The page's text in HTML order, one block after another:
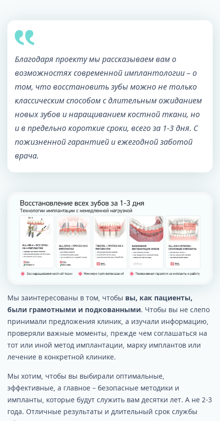
Благодаря проекту мы рассказываем вам о
возможностях современной имплантологии – о
том, что восстановить зубы можно не только
классическим способом с длительным ожиданием
новых зубов и наращиванием костной ткани, но
и в предельно короткие сроки, всего за 1-3 дня. С
пожизненной гарантией и ежегодной заботой
врача.
Мы заинтересованы в том, чтобы вы, как пациенты,
были грамотными и подкованными. Чтобы вы не слепо
принимали предложения клиник, а изучали информацию,
проверяли важные моменты, прежде чем соглашаться на
тот или иной метод имплантации, марку имплантов или
лечение в конкретной клинике.
Мы хотим, чтобы вы выбирали оптимальные,
эффективные, а главное – безопасные методики и
импланты, которые будут служить вам десятки лет. А не 2-3
года. Отличные результаты и длительный срок службы